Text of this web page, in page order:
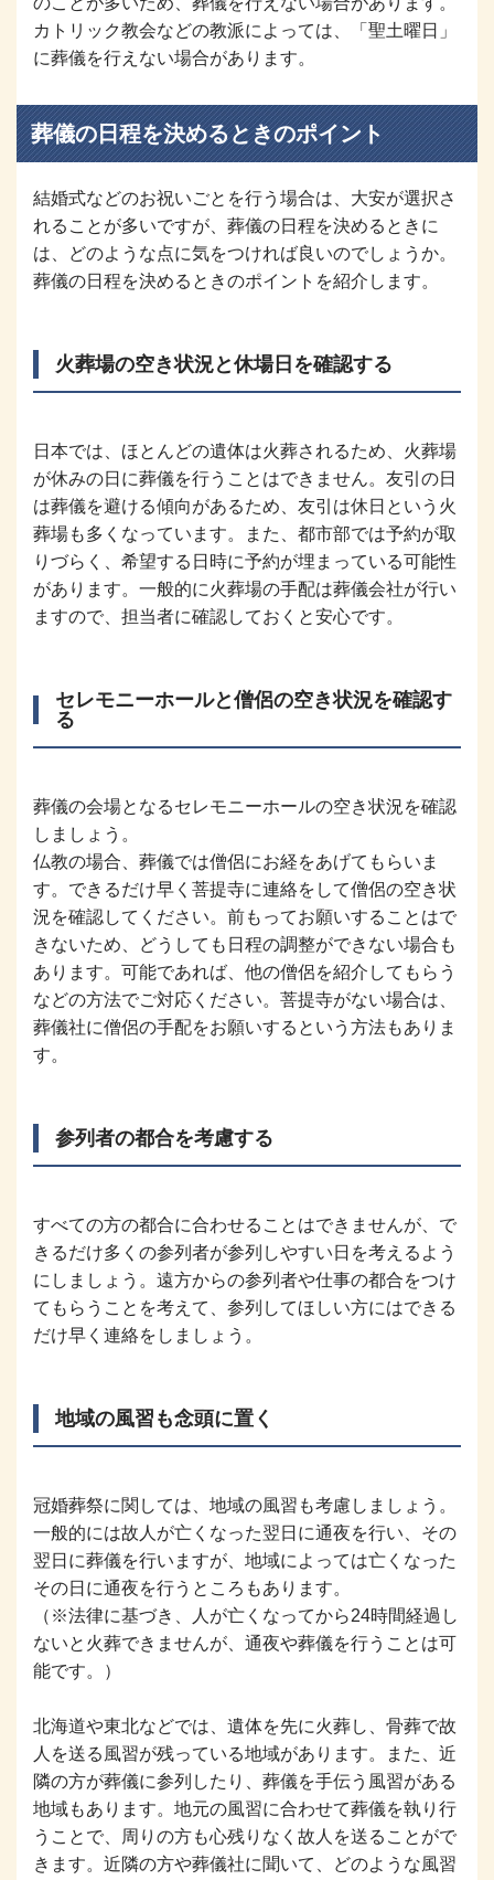
カトリック教会などの教派によっては、「聖土曜日」
に葬儀を行えない場合があります。
葬儀の日程を決めるときのポイント
結婚式などのお祝いごとを行う場合は、大安が選択さ
れることが多いですが、葬儀の日程を決めるときに
は、どのような点に気をつければ良いのでしょうか。
葬儀の日程を決めるときのポイントを紹介します。
火葬場の空き状況と休場日を確認する
日本では、ほとんどの遺体は火葬されるため、火葬場
が休みの日に葬儀を行うことはできません。友引の日
は葬儀を避ける傾向があるため、友引は休日という火
葬場も多くなっています。また、都市部では予約が取
りづらく、希望する日時に予約が埋まっている可能性
があります。一般的に火葬場の手配は葬儀会社が行い
ますので、担当者に確認しておくと安心です。
セレモニーホールと僧侶の空き状況を確認す
る
葬儀の会場となるセレモニーホールの空き状況を確認
しましょう。
仏教の場合、葬儀では僧侶にお経をあげてもらいま
す。できるだけ早く菩提寺に連絡をして僧侶の空き状
況を確認してください。前もってお願いすることはで
きないため、どうしても日程の調整ができない場合も
あります。可能であれば、他の僧侶を紹介してもらう
などの方法でご対応ください。菩提寺がない場合は、
葬儀社に僧侶の手配をお願いするという方法もありま
す。
参列者の都合を考慮する
すべての方の都合に合わせることはできませんが、で
きるだけ多くの参列者が参列しやすい日を考えるよう
にしましょう。遠方からの参列者や仕事の都合をつけ
てもらうことを考えて、参列してほしい方にはできる
だけ早く連絡をしましょう。
地域の風習も念頭に置く
冠婚葬祭に関しては、地域の風習も考慮しましょう。
一般的には故人が亡くなった翌日に通夜を行い、その
翌日に葬儀を行いますが、地域によっては亡くなった
その日に通夜を行うところもあります。
（※法律に基づき、人が亡くなってから24時間経過し
ないと火葬できませんが、通夜や葬儀を行うことは可
能です。）
北海道や東北などでは、遺体を先に火葬し、骨葬で故
人を送る風習が残っている地域があります。また、近
隣の方が葬儀に参列したり、葬儀を手伝う風習がある
地域もあります。地元の風習に合わせて葬儀を執り行
うことで、周りの方も心残りなく故人を送ることがで
きます。近隣の方や葬儀社に聞いて、どのような風習